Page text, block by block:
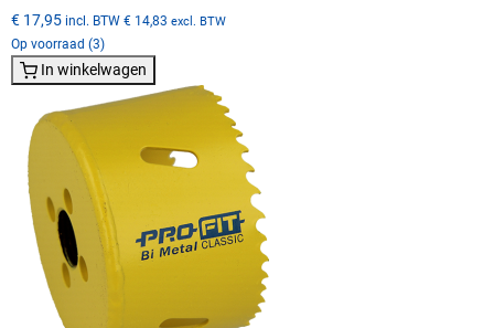
€ 17,95 incl. BTW € 14,83 excl. BTW
Op voorraad (3)
In winkelwagen